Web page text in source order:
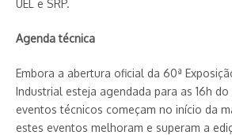
UEL e SRP.
Agenda técnica
Embora a abertura oficial da 60ª
Industrial esteja agendada para as 16h do
eventos técnicos começam no início da
estes eventos melhoram e superam a